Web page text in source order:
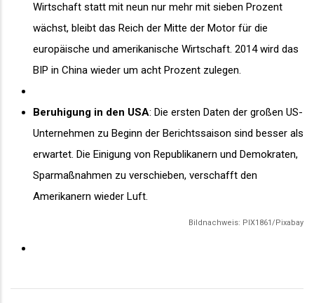
Wirtschaft statt mit neun nur mehr mit sieben Prozent
wächst, bleibt das Reich der Mitte der Motor für die
europäische und amerikanische Wirtschaft. 2014 wird das
BIP in China wieder um acht Prozent zulegen.
Beruhigung in den USA: Die ersten Daten der großen US-
Unternehmen zu Beginn der Berichtssaison sind besser als
erwartet. Die Einigung von Republikanern und Demokraten,
Sparmaßnahmen zu verschieben, verschafft den
Amerikanern wieder Luft.
Bildnachweis: PIX1861/Pixabay